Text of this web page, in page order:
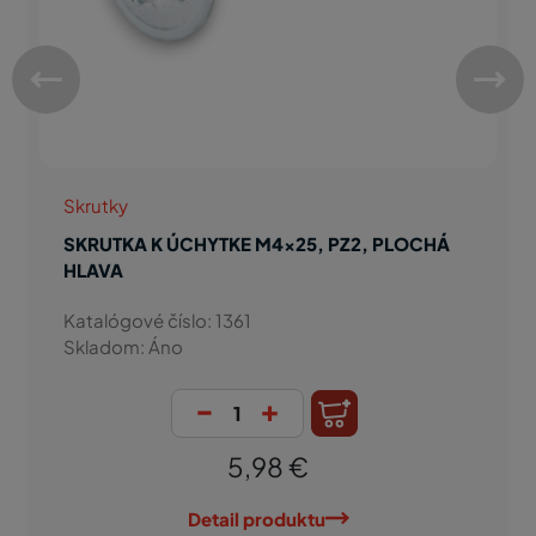
Skrutky
SKRUTKA K ÚCHYTKE M4x25, PZ2, PLOCHÁ
HLAVA
Katalógové číslo: 1361
Skladom: Áno
- +
5,98 €
Detail produktu